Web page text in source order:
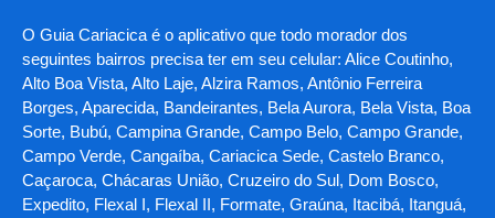
O Guia Cariacica é o aplicativo que todo morador dos
seguintes bairros precisa ter em seu celular: Alice Coutinho,
Alto Boa Vista, Alto Laje, Alzira Ramos, Antônio Ferreira
Borges, Aparecida, Bandeirantes, Bela Aurora, Bela Vista, Boa
Sorte, Bubú, Campina Grande, Campo Belo, Campo Grande,
Campo Verde, Cangaíba, Cariacica Sede, Castelo Branco,
Caçaroca, Chácaras União, Cruzeiro do Sul, Dom Bosco,
Expedito, Flexal I, Flexal II, Formate, Graúna, Itacibá, Itanguá,